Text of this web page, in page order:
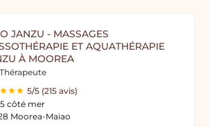
JANZU - MASSAGES
ET AQUATHÉRAPIE
À MOOREA
5/5 (215 avis)
côté mer
Moorea-Maiao